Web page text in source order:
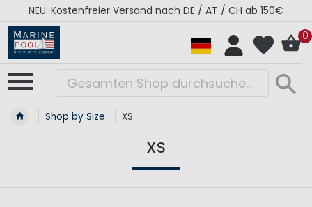
NEU: Kostenfreier Versand nach DE / AT / CH ab 150€
0
Shop by Size XS
XS